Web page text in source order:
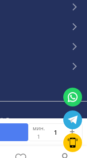
мин.
1
Все права защищены